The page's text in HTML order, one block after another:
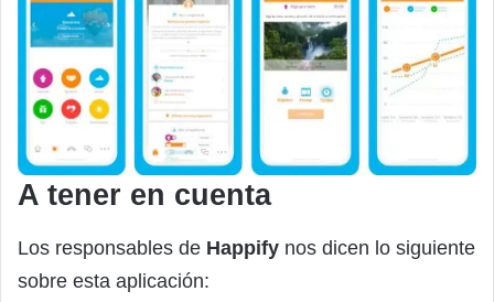
A tener en cuenta
Los responsables de Happify nos dicen lo siguiente
sobre esta aplicación: